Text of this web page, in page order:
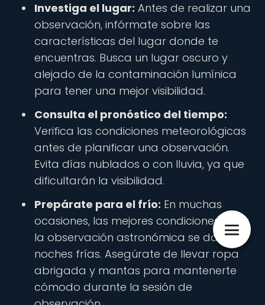
Investiga el lugar: Antes de realizar una
observación, infórmate sobre las
características del lugar donde te
encuentras. Busca un lugar oscuro y
alejado de la contaminación lumínica
para tener una mejor visibilidad.
Consulta el pronóstico del tiempo:
Verifica las condiciones meteorológicas
antes de planificar una observación.
Evita días nublados o con lluvia, ya que
dificultarán la visibilidad.
Prepárate para el frío: En muchas
ocasiones, las mejores condiciones para
la observación astronómica se dan en
noches frías. Asegúrate de llevar ropa
abrigada y mantas para mantenerte
cómodo durante la sesión de